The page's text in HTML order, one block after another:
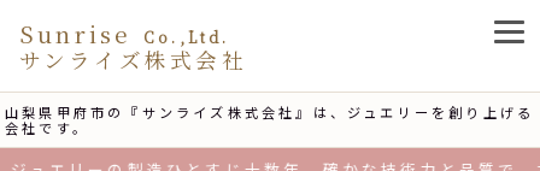
山梨県甲府市の『サンライズ株式会社』は、ジュエリーを創り上げる
会社です。
Sunrise Co.,Ltd.
サンライズ株式会社